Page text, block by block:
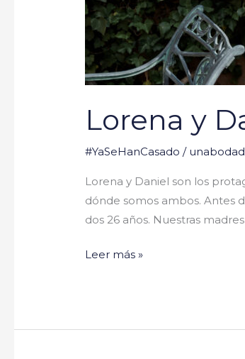
Lorena y
#YaSeHanCasado /
Lorena y Daniel son los
dónde somos ambos. Antes
dos 26 años. Nuestras
Leer más »